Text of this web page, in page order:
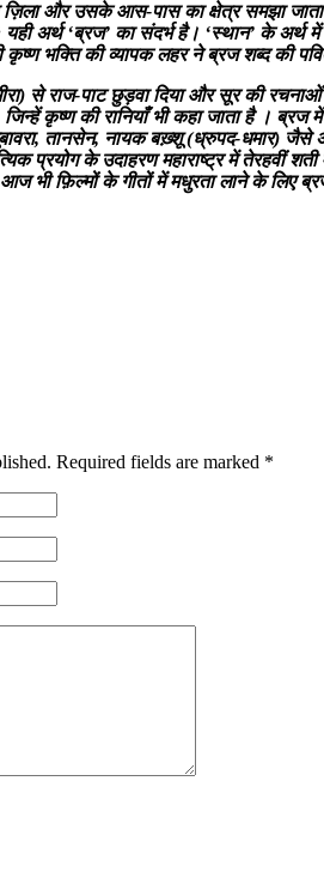
ज़िला और उसके आस-पास का क्षेत्र समझा
अर्थ ‘ब्रज’ का संदर्भ है। ‘स्थान’ के
कृष्ण भक्ति की व्यापक लहर ने ब्रज शब्द
से राज-पाट छुड़वा दिया और सूर की
जिन्हें कृष्ण की रानियाँ भी कहा जाता है ।
तानसेन, नायक बख़्शू (ध्रुपद-धमार) जैसे
प्रयोग के उदाहरण महाराष्ट्र में तेरहवीं
भी फ़िल्मों के गीतों में मधुरता लाने के लिए ब्रज
Required fields are marked *